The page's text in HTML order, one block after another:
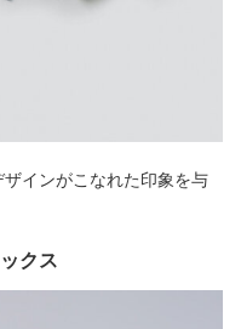
インがこなれた印象を与
クス